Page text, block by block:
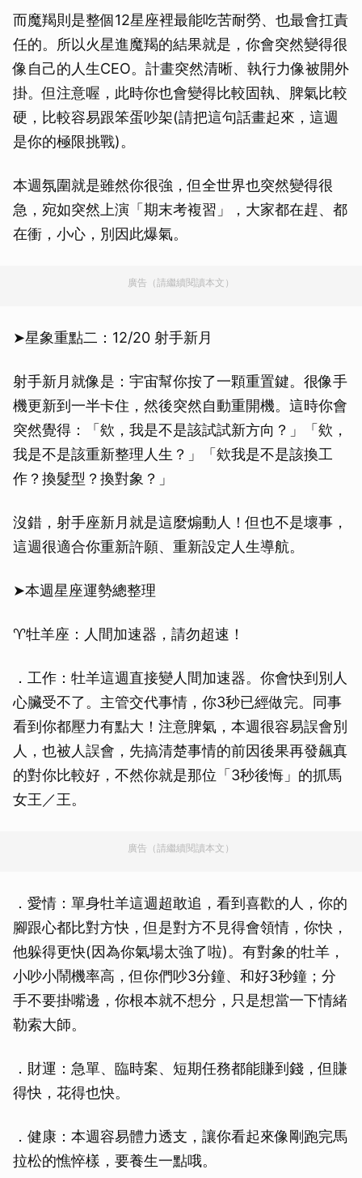
而魔羯則是整個12星座裡最能吃苦耐勞、也最會扛責
任的。所以火星進魔羯的結果就是，你會突然變得很
像自己的人生CEO。計畫突然清晰、執行力像被開外
掛。但注意喔，此時你也會變得比較固執、脾氣比較
硬，比較容易跟笨蛋吵架(請把這句話畫起來，這週
是你的極限挑戰)。
本週氛圍就是雖然你很強，但全世界也突然變得很
急，宛如突然上演「期末考複習」，大家都在趕、都
在衝，小心，別因此爆氣。
廣告（請繼續閱讀本文）
➤星象重點二：12/20 射手新月
射手新月就像是：宇宙幫你按了一顆重置鍵。很像手
機更新到一半卡住，然後突然自動重開機。這時你會
突然覺得：「欸，我是不是該試試新方向？」「欸，
我是不是該重新整理人生？」「欸我是不是該換工
作？換髮型？換對象？」
沒錯，射手座新月就是這麼煽動人！但也不是壞事，
這週很適合你重新許願、重新設定人生導航。
➤本週星座運勢總整理
♈牡羊座：人間加速器，請勿超速！
．工作：牡羊這週直接變人間加速器。你會快到別人
心臟受不了。主管交代事情，你3秒已經做完。同事
看到你都壓力有點大！注意脾氣，本週很容易誤會別
人，也被人誤會，先搞清楚事情的前因後果再發飆真
的對你比較好，不然你就是那位「3秒後悔」的抓馬
女王／王。
廣告（請繼續閱讀本文）
．愛情：單身牡羊這週超敢追，看到喜歡的人，你的
腳跟心都比對方快，但是對方不見得會領情，你快，
他躲得更快(因為你氣場太強了啦)。有對象的牡羊，
小吵小鬧機率高，但你們吵3分鐘、和好3秒鐘；分
手不要掛嘴邊，你根本就不想分，只是想當一下情緒
勒索大師。
．財運：急單、臨時案、短期任務都能賺到錢，但賺
得快，花得也快。
．健康：本週容易體力透支，讓你看起來像剛跑完馬
拉松的憔悴樣，要養生一點哦。